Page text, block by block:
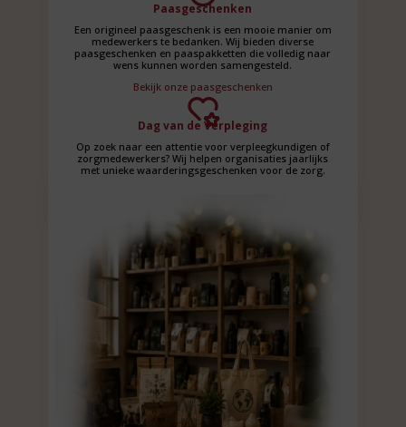
Paasgeschenken
Een origineel paasgeschenk is een mooie manier om
medewerkers te bedanken. Wij bieden diverse
paasgeschenken en paaspakketten die volledig naar
wens kunnen worden samengesteld.
Bekijk onze paasgeschenken
Dag van de Verpleging
Op zoek naar een attentie voor verpleegkundigen of
zorgmedewerkers? Wij helpen organisaties jaarlijks
met unieke waarderingsgeschenken voor de zorg.